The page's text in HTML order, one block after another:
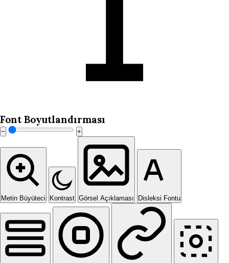
Font Boyutlandırması
− +
Metin Büyüteci Kontrast Görsel Açıklaması Disleksi Fontu